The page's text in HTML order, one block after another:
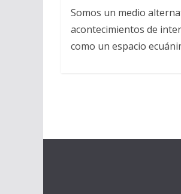
Somos un medio
acontecimientos de
como un espacio